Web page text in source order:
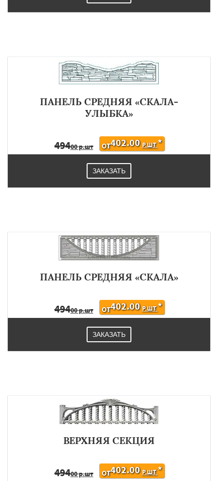
ПАНЕЛЬ СРЕДНЯЯ «СКАЛА-
УЛЫБКА»
49400 р.шт ОТ402.00 Р.ШТ*
ЗАКАЗАТЬ
ПАНЕЛЬ СРЕДНЯЯ «СКАЛА»
49400 р.шт ОТ402.00 Р.ШТ*
ЗАКАЗАТЬ
ВЕРХНЯЯ СЕКЦИЯ
49400 р.шт ОТ402.00 Р.ШТ*